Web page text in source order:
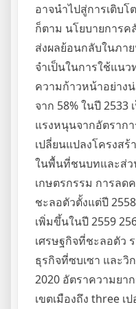
อาจนำไปสู่การเติบโ
ก็ตาม นโยบายการค
ส่งผลย้อนกลับในภา
จำเป็นในการใช้แน
ความก้าวหน้าอย่าง
จาก 58% ในปี 2533
แรงหนุนจากอัตราก
เปลี่ยนแปลงโครงสร้
ในพื้นที่ชนบทและส่ว
เกษตรกรรม การลด
ชะลอตัวตั้งแต่ปี
เพิ่มขึ้นในปี 2559
เศรษฐกิจที่ชะลอตัว
ธุรกิจที่ซบเซา และวิ
2020 อัตราความย
เขตเมืองถึง three